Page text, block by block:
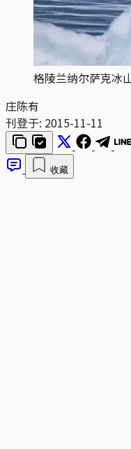
格陵兰纳尔萨克冰山
庄陈有
刊登于: 2015-11-11
收藏